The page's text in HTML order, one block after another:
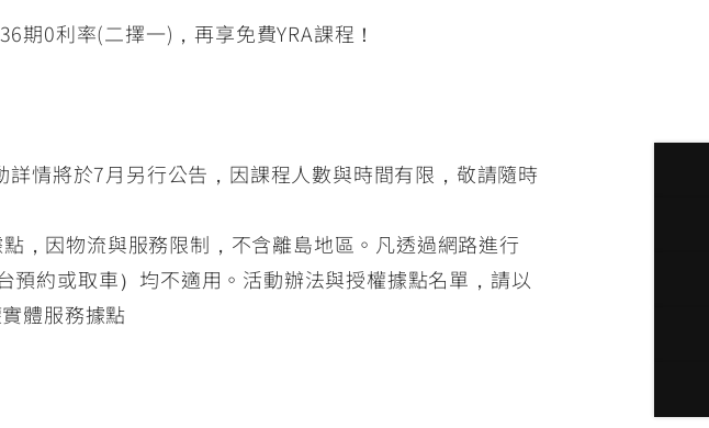
0利率(二擇一)，再享免費YRA課程！
情將於7月另行公告，因課程人數與時間有限，敬請隨時
，因物流與服務限制，不含離島地區。凡透過網路進行
約或取車）均不適用。活動辦法與授權據點名單，請以
體服務據點